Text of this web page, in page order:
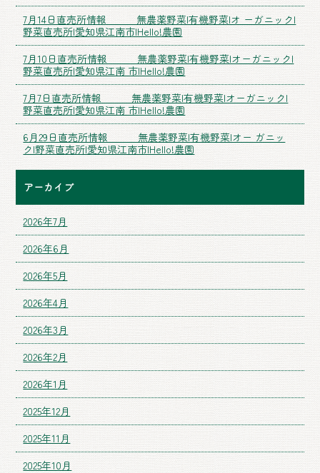
7月14日直売所情報 無農薬野菜|有機野菜|オ ーガニック|
野菜直売所|愛知県江南市|Hello!農園
7月10日直売所情報 無農薬野菜|有機野菜|オーガニック|
野菜直売所|愛知県江南 市|Hello!農園
7月7日直売所情報 無農薬野菜|有機野菜|オーガニック|
野菜直売所|愛知県江南 市|Hello!農園
6月29日直売所情報 無農薬野菜|有機野菜|オー ガニッ
ク|野菜直売所|愛知県江南市|Hello!農園
アーカイブ
2026年7月
2026年6月
2026年5月
2026年4月
2026年3月
2026年2月
2026年1月
2025年12月
2025年11月
2025年10月